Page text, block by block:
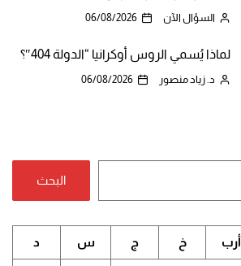
السؤال الآن 06/08/2026
لماذا يُسمي الروس أوكرانيا “الدولة 404″؟
د. زياد منصور 06/08/2026
البحث
أرب خ ج س د